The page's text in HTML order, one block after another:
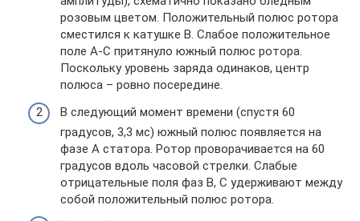
розовым цветом. Положительный полюс ротора
сместился к катушке В. Слабое положительное
поле А-С притянуло южный полюс ротора.
Поскольку уровень заряда одинаков, центр
полюса – ровно посередине.
В следующий момент времени (спустя 60
градусов, 3,3 мс) южный полюс появляется на
фазе А статора. Ротор проворачивается на 60
градусов вдоль часовой стрелки. Слабые
отрицательные поля фаз В, С удерживают между
собой положительный полюс ротора.